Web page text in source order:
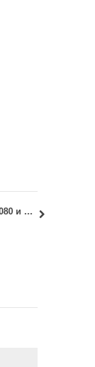
ОАСА-12080 и ИАСА-12080 – Геометрија облика 2: Одложен први колоквијум